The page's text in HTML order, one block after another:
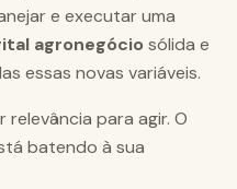
e executar uma
agronegócio sólida e
essas novas variáveis.
para agir. O
batendo à sua